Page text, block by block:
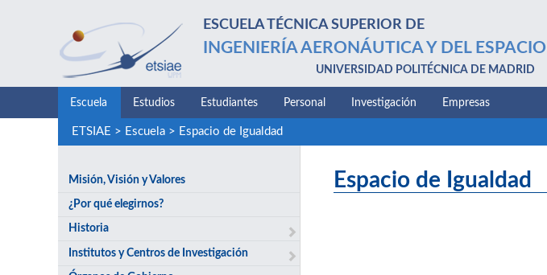
ESCUELA TÉCNICA SUPERIOR DE
INGENIERÍA AERONÁUTICA Y DEL ESPACIO
UNIVERSIDAD POLITÉCNICA DE MADRID
Escuela Estudios Estudiantes Personal Investigación Empresas
ETSIAE > Escuela> Espacio de Igualdad
Misión, Visión y Valores
¿Por qué elegirnos?
Historia
Institutos y Centros de Investigación
Espacio de Igualdad